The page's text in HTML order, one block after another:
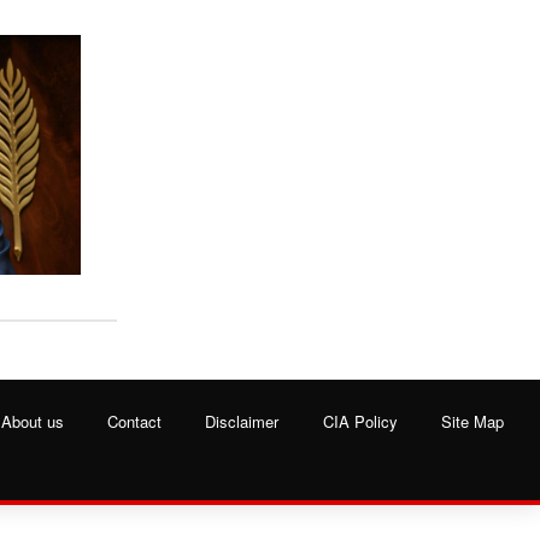
About us Contact Disclaimer CIA Policy Site Map